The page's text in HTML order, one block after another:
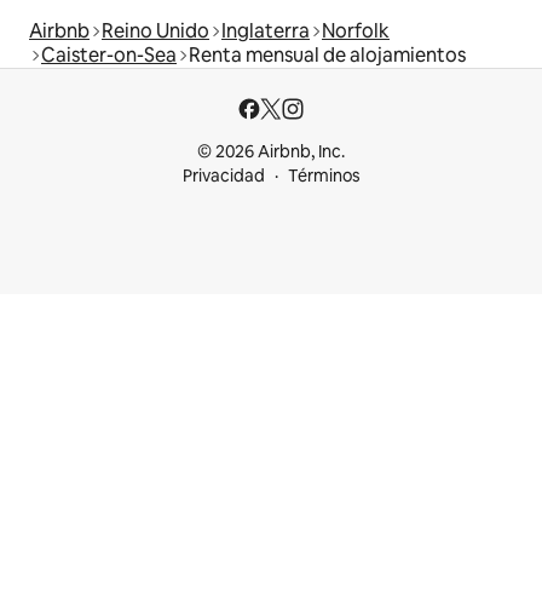
Airbnb Reino Unido Inglaterra Norfolk
Caister-on-Sea Renta mensual de alojamientos
© 2026 Airbnb, Inc.
Privacidad
Términos